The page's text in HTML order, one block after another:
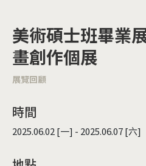
美術碩士班畢業
畫創作個展
展覽回顧
時間
2025.06.02 [一] - 2025.06.07 [六]